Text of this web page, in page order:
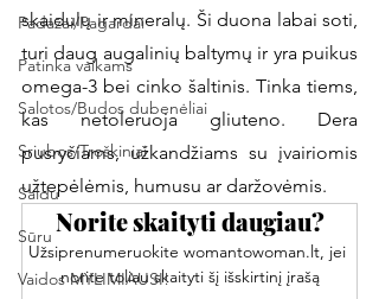
Padažai/Pagardai
Patinka vaikams
Salotos/Budos dubenėliai
Sriubos/Troškiniai
Saldu
Sūru
Vaidos MYLIMIAUSI!
skaidulų ir mineralų. Ši duona labai soti,
turi daug augalinių baltymų ir yra puikus
omega-3 bei cinko šaltinis. Tinka tiems,
kas netoleruoja gliuteno. Dera
pusryčiams, užkandžiams su įvairiomis
užtepėlėmis, humusu ar daržovėmis.
Norite skaityti daugiau?
Užsiprenumeruokite womantowoman.lt, jei
norite toliau skaityti šį išskirtinį įrašą